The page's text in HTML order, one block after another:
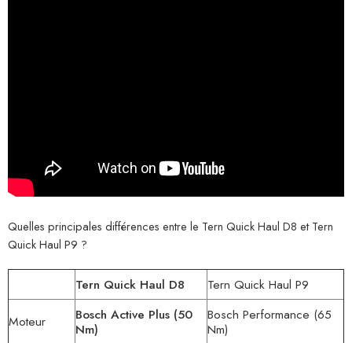
Quelles principales différences entre le Tern Quick Haul D8 et Tern
Quick Haul P9 ?
Tern Quick Haul D8 Tern Quick Haul P9
Moteur
Bosch Active Plus (50
Nm)
Bosch Performance (65
Nm)